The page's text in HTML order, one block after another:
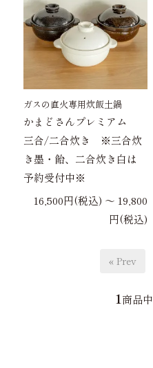
ガスの直火専用炊飯土鍋
かまどさんプレミアム
三合/二合炊き ※三合炊
き墨・飴、二合炊き白は
予約受付中※
16,500円(税込) 〜 19,800
円(税込)
« Prev
1商品中